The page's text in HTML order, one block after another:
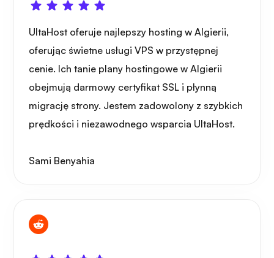
UltaHost oferuje najlepszy hosting w Algierii,
oferując świetne usługi VPS w przystępnej
cenie. Ich tanie plany hostingowe w Algierii
obejmują darmowy certyfikat SSL i płynną
migrację strony. Jestem zadowolony z szybkich
prędkości i niezawodnego wsparcia UltaHost.
Sami Benyahia